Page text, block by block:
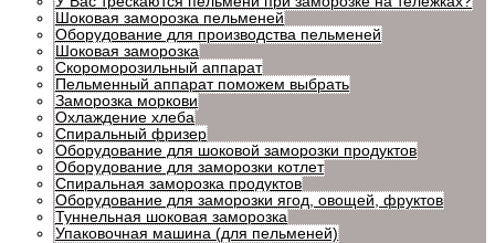
Шоковая заморозка пельменей
Оборудование для производства пельменей
Шоковая заморозка
Скороморозильный аппарат
Пельменный аппарат поможем выбрать
Заморозка моркови
Охлаждение хлеба
Спиральный фризер
Оборудование для шоковой заморозки продуктов
Оборудование для заморозки котлет
Спиральная заморозка продуктов
Оборудование для заморозки ягод, овощей, фруктов
Туннельная шоковая заморозка
Упаковочная машина (для пельменей)